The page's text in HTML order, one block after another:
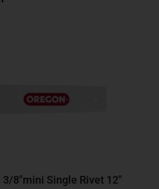
3/8″mini Single Rivet 12″